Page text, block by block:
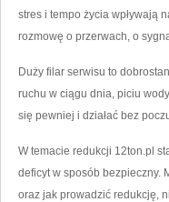
stres i tempo życia wpływają
rozmowę o przerwach, o
Duży filar serwisu to
ruchu w ciągu dnia, piciu
się pewniej i działać bez
W temacie redukcji 12ton.pl
deficyt w sposób bezpieczny.
oraz jak prowadzić redukcję,